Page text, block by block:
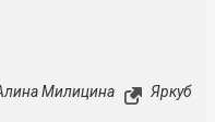
Милицина Яркуб